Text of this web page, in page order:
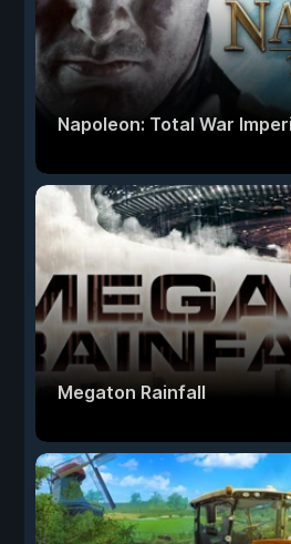
Napoleon: Total War
Megaton Rainfall